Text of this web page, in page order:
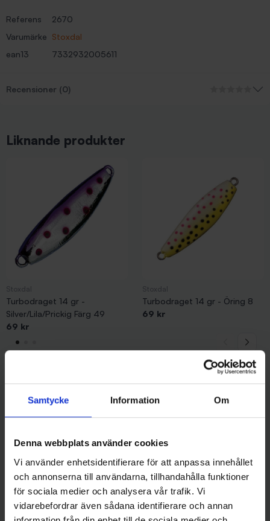
Samtycke Information Om
Denna webbplats använder cookies
Vi använder enhetsidentifierare för att anpassa innehållet
och annonserna till användarna, tillhandahålla funktioner
för sociala medier och analysera vår trafik. Vi
vidarebefordrar även sådana identifierare och annan
Referens
2670
Varumärke Stoxdal
ean13
7332932005611
Recensioner (0)
Liknande produkter
Turbodraget 14 gr -
Silver/Lila/Prickig Färg 49
69 kr
Turbodraget 14 gr - Öring 8
69 kr
Andra gillade även